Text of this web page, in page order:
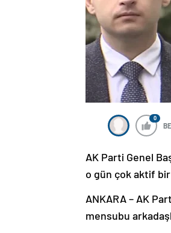
0
AK Parti Genel
o gün çok aktif bir
ANKARA – AK
mensubu